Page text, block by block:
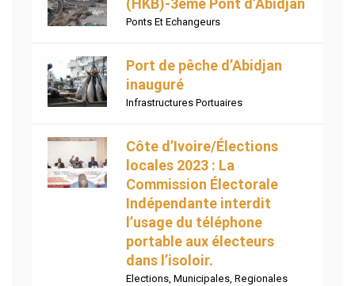
(HKB)-3ème Pont d’Abidjan
Ponts Et Echangeurs
Port de pêche d’Abidjan
inauguré
Infrastructures Portuaires
Côte d’Ivoire/Élections
locales 2023 : La
Commission Électorale
Indépendante interdit
l’usage du téléphone
portable aux électeurs
dans l’isoloir.
Elections, Municipales, Regionales